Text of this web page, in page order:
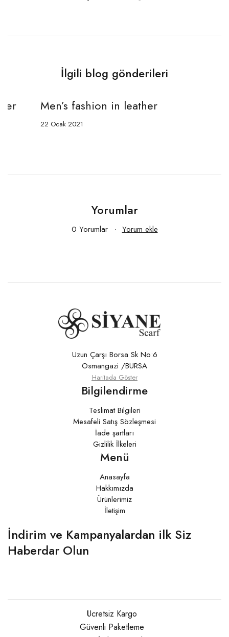
İlgili blog gönderileri
Men’s fashion in leather
22 Ocak 2021
Yorumlar
0 Yorumlar Yorum ekle
Uzun Çarşı Borsa Sk No:6
Osmangazi /BURSA
Haritada Göster
Bilgilendirme
Teslimat Bilgileri
Mesafeli Satış Sözleşmesi
İade şartları
Gizlilik İlkeleri
Menü
Anasayfa
Hakkımızda
Ürünlerimiz
İletişim
İndirim ve Kampanyalardan ilk Siz
Haberdar Olun
Ücretsiz Kargo
Güvenli Paketleme